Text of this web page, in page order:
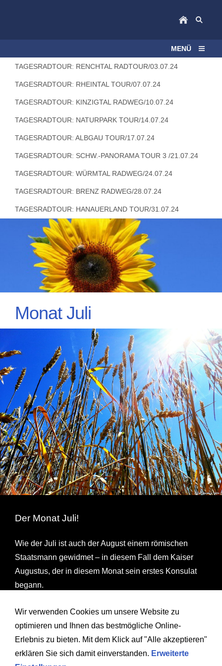
MENÜ
TAGESRADTOUR: RENCHTAL RADTOUR/03.07.24
TAGESRADTOUR: RHEINTAL TOUR/07.07.24
TAGESRADTOUR: KINZIGTAL RADWEG/10.07.24
TAGESRADTOUR: NATURPARK TOUR/14.07.24
TAGESRADTOUR: ALBGAU TOUR/17.07.24
TAGESRADTOUR: SCHW.-PANORAMA TOUR 3 /21.07.24
TAGESRADTOUR: WÜRMTAL RADWEG/24.07.24
TAGESRADTOUR: BRENZ RADWEG/28.07.24
TAGESRADTOUR: HANAUERLAND TOUR/31.07.24
Monat Juli
Der Monat Juli!
Wie der Juli ist auch der August einem römischen
Staatsmann gewidmet – in diesem Fall dem Kaiser
Augustus, der in diesem Monat sein erstes Konsulat
begann.
Chr. Davor wurde er Sextilis genannt, da er in einer
frühen Version des römischen Kalendersystems Monat
Nummer 6 gewesen war.
Veraltete deutsche Namen sind Erntemonat,
Wir verwenden Cookies um unsere Website zu
optimieren und Ihnen das bestmögliche Online-
Erlebnis zu bieten. Mit dem Klick auf "Alle akzeptieren"
erklären Sie sich damit einverstanden. Erweiterte